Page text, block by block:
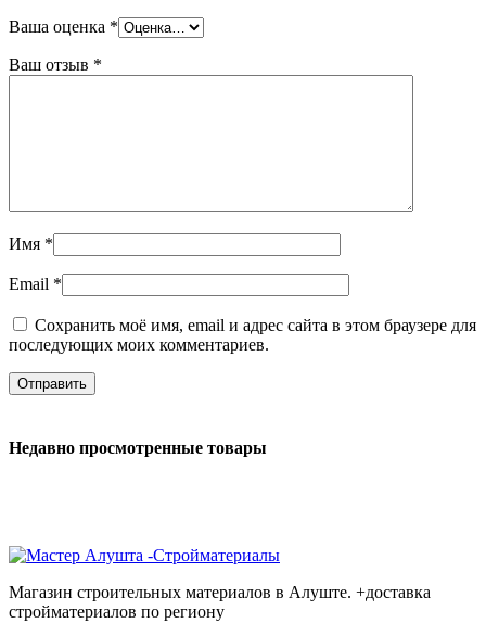
Ваша оценка *
Ваш отзыв *
Имя *
Email *
Сохранить моё имя, email и адрес сайта в этом браузере для
последующих моих комментариев.
Недавно просмотренные товары
Магазин строительных материалов в Алуште. +доставка
стройматериалов по региону